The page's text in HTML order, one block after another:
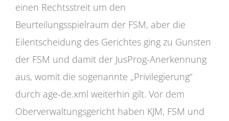
einen Rechtsstreit um den
Beurteilungsspielraum der FSM, aber die
Eilentscheidung des Gerichtes ging zu Gunsten
der FSM und damit der JusProg-Anerkennung
aus, womit die sogenannte „Privilegierung“
durch age-de.xml weiterhin gilt. Vor dem
Oberverwaltungsgericht haben KJM, FSM und